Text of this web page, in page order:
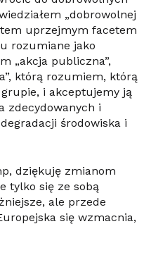
„dobrowolnej
uprzejmym facetem
rozumiane jako
„akcja publiczna”,
którą rozumiem, którą
i akceptujemy ją
zdecydowanych i
środowiska i
dziękuję zmianom
tylko się ze sobą
ale przede
się wzmacnia,